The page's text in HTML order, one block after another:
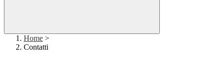
Home >
Contatti